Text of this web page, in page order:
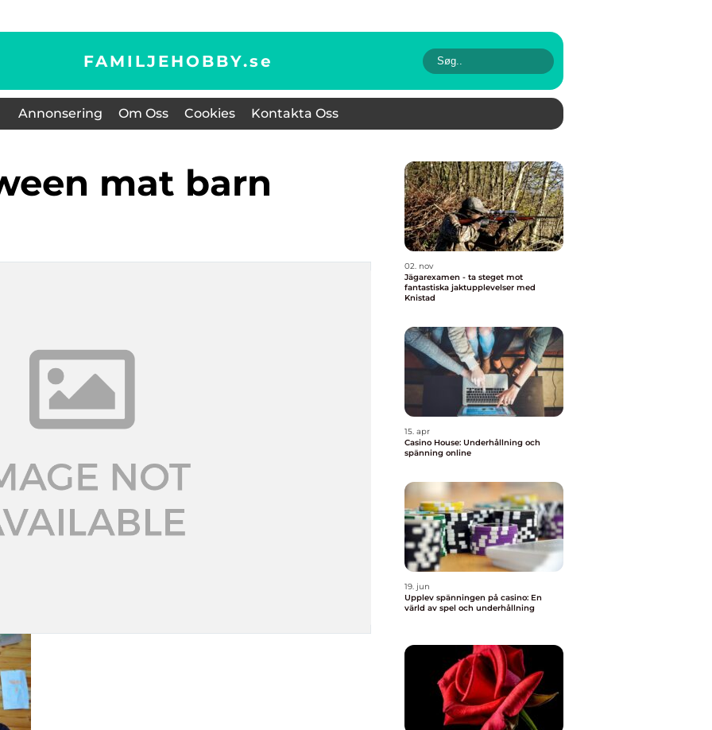
FAMILJEHOBBY.se
Annonsering Om Oss Cookies Kontakta Oss
mat barn
02. nov
Jägarexamen - ta steget mot
fantastiska jaktupplevelser med
Knistad
15. apr
Casino House: Underhållning och
spänning online
19. jun
Upplev spänningen på casino: En
värld av spel och underhållning